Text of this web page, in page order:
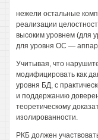
нежели остальные
реализации
высоким уровнем (для
для уровня ОС —
Учитывая, что
модифицировать как
уровня БД, с
и поддержанию
теоретическому
изолированности.
РКБ должен